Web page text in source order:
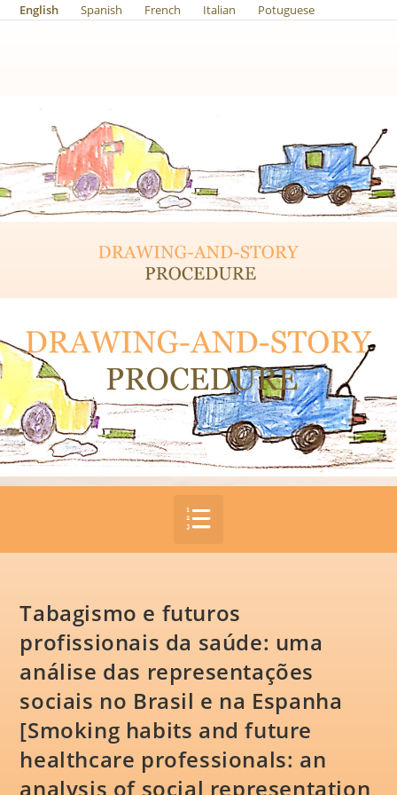
English Spanish French Italian Potuguese
Tabagismo e futuros
profissionais da saúde: uma
análise das representações
sociais no Brasil e na Espanha
[Smoking habits and future
healthcare professionals: an
analysis of social representation